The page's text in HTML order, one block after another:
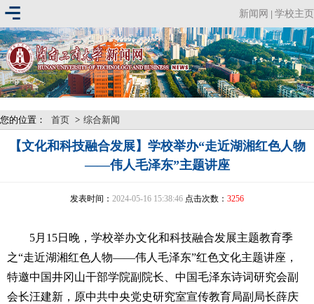
新闻网 学校主页
您的位置： 首页 > 综合新闻
【文化和科技融合发展】学校举办“走近湖湘红色人物
——伟人毛泽东”主题讲座
发表时间： 2024-05-16 15:38:46 点击次数： 3256
5月15日晚，学校举办文化和科技融合发展主题教育季
之“走近湖湘红色人物——伟人毛泽东”红色文化主题讲座，
特邀中国井冈山干部学院副院长、中国毛泽东诗词研究会副
会长汪建新，原中共中央党史研究室宣传教育局副局长薛庆